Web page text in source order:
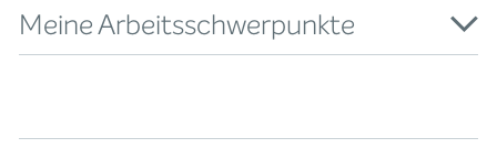
Meine Arbeitsschwerpunkte